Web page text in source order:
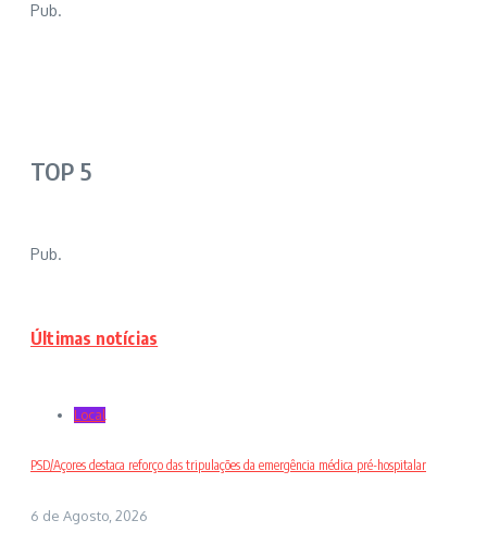
Pub.
TOP 5
Pub.
Últimas notícias
Local
PSD/Açores destaca reforço das tripulações da emergência médica pré-hospitalar
6 de Agosto, 2026